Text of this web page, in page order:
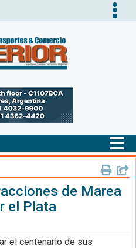
de Marea
el Plata
el centenario de sus